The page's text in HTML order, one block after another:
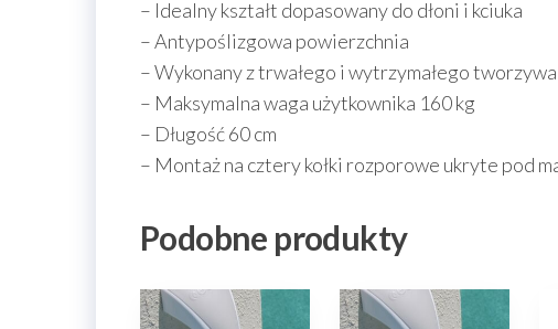
– Idealny kształt dopasowany do dłoni i kciuka
– Antypoślizgowa powierzchnia
– Wykonany z trwałego i wytrzymałego
– Maksymalna waga użytkownika 160 kg
– Długość 60 cm
– Montaż na cztery kołki rozporowe ukryte pod
Podobne produkty